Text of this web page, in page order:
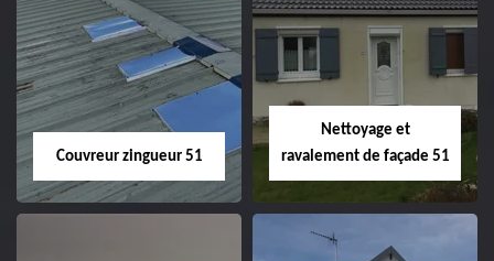
Charpentier 51
Changement de
velux 51
Couvreur zingueur 51
Nettoyage et
ravalement de façade 51